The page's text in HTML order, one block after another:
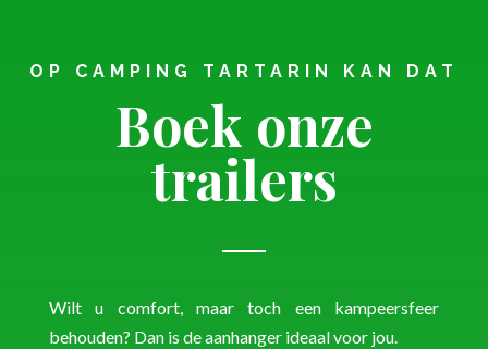
OP CAMPING TARTARIN KAN DAT
Boek onze
trailers
Wilt u comfort, maar toch een kampeersfeer
behouden? Dan is de aanhanger ideaal voor jou.